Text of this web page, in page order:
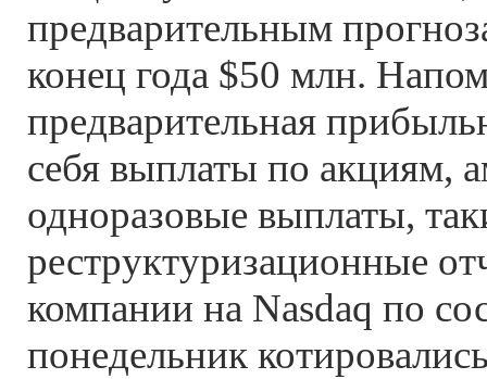
предварительным
конец года $50 млн.
предварительная
себя выплаты по акциям,
одноразовые выплаты,
реструктуризационные
компании на Nasdaq по
понедельник